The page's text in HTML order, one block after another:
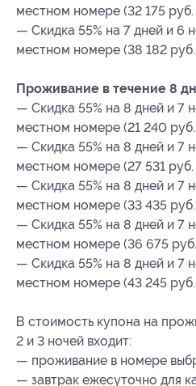
местном номере (32 175
— Скидка 55% на 7 дней и 6
местном номере (38 182
Проживание в течение 8
— Скидка 55% на 8 дней и 7
местном номере (21 240
— Скидка 55% на 8 дней и 7
местном номере (27 531
— Скидка 55% на 8 дней и 7
местном номере (33 435
— Скидка 55% на 8 дней и 7
местном номере (36 675
— Скидка 55% на 8 дней и 7
местном номере (43 245
В стоимость купона на
2 и 3 ночей входит:
— проживание в номере
— завтрак ежесуточно для